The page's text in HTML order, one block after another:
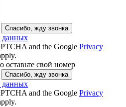
Спасибо, жду звонка
данных
and the Google Privacy
свой номер
Спасибо, жду звонка
данных
and the Google Privacy